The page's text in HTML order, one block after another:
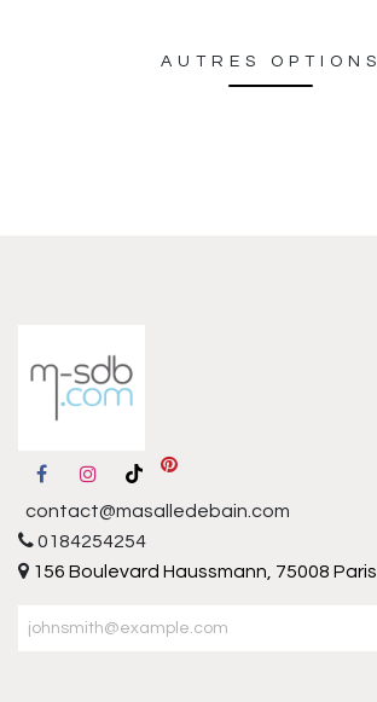
AUTRES OPTIONS
contact@masalledebain.com
0184254254
156 Boulevard Haussmann, 75008 Paris